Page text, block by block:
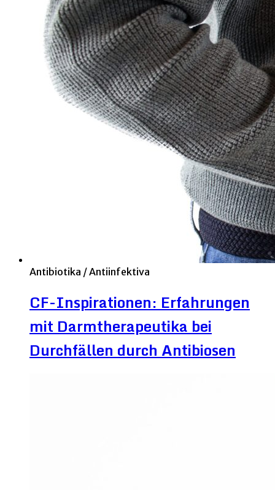
Antibiotika / Antiinfektiva
CF-Inspirationen: Erfahrungen
mit Darmtherapeutika bei
Durchfällen durch Antibiosen